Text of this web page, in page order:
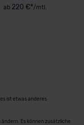
ab 220 €*/mtl.
ist etwas anderes
Es können zusätzliche